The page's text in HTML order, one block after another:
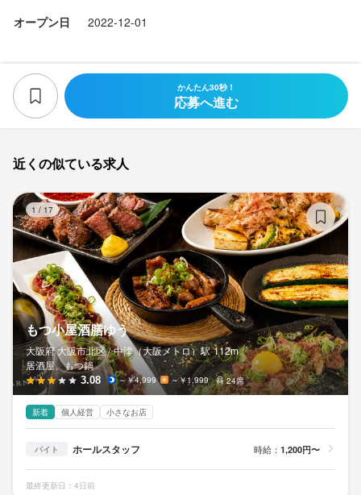
オープン日 2022-12-01
かんたん30秒！
応募へ進む
近くの似ている求人
1 / 17
もつ小屋酒膳ゆう
大阪府 大阪市北区 / 中津（大阪メトロ）駅 112m
居酒屋、もつ鍋
3.08 ～￥4,999 ～￥1,999 24席
新着 個人経営 小さなお店
バイト ホールスタッフ 時給： 1,200円〜
最終更新日：4日前